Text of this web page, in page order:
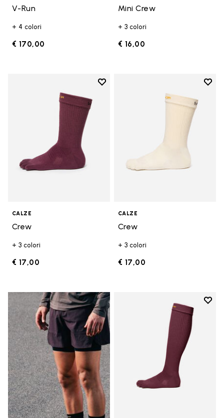
V-Run
+ 4 colori
€ 170,00
Mini Crew
+ 3 colori
€ 16,00
Add to wishlist
Add to wishlist Crew
CALZE
Crew
+ 3 colori
€ 17,00
Add
CALZE
Crew
+ 3 colori
€ 17,00
Add